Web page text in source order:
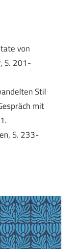
von
S. 201-
Stil
mit
S. 233-